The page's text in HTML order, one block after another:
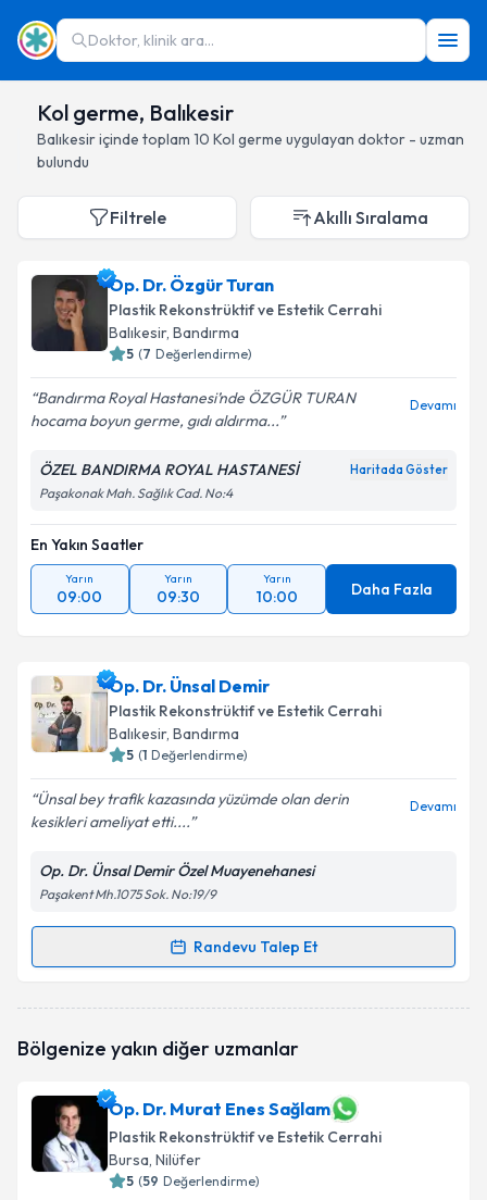
Doktor, klinik ara...
Kol germe, Balıkesir
Balıkesiriçinde toplam 10 Kol germe uygulayan doktor - uzman
bulundu
Filtrele Akıllı Sıralama
Op. Dr. Özgür Turan
Plastik Rekonstrüktif ve Estetik Cerrahi
Balıkesir, Bandırma
5 (7 Değerlendirme)
Bandırma Royal Hastanesi’nde ÖZGÜR TURAN
hocama boyun germe, gıdı aldırma...
Devamı
ÖZEL BANDIRMA ROYAL HASTANESİ Haritada Göster
Paşakonak Mah. Sağlık Cad. No:4
En Yakın Saatler
Yarın
09:00
Yarın
09:30
Yarın
10:00 Daha Fazla
Op. Dr. Ünsal Demir
Plastik Rekonstrüktif ve Estetik Cerrahi
Balıkesir, Bandırma
5 (1 Değerlendirme)
Ünsal bey trafik kazasında yüzümde olan derin
kesikleri ameliyat etti....
Devamı
Op. Dr. Ünsal Demir Özel Muayenehanesi
Paşakent Mh.1075 Sok. No:19/9
Randevu Talep Et
Randevu Takvimi Talebi
oluşturun. Size bu uzmandan randevu almanız için bir
E-posta Adresiniz
Bölgenize yakın diğer uzmanlar
Op. Dr. Murat Enes Sağlam
Plastik Rekonstrüktif ve Estetik Cerrahi
Bursa, Nilüfer
5 (59 Değerlendirme)